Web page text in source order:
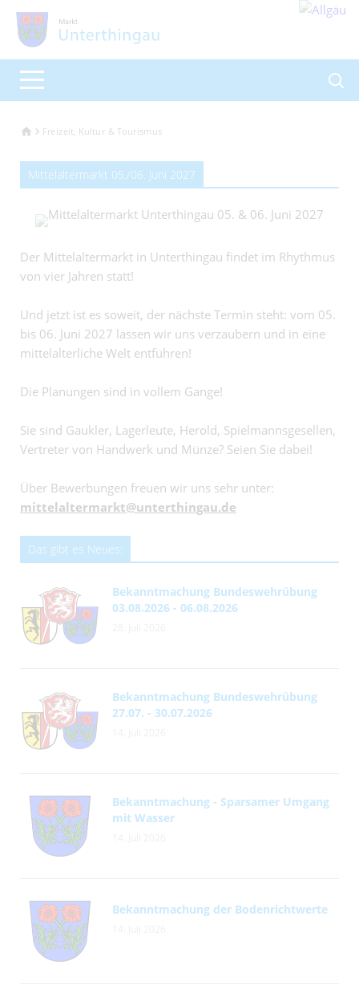
Freizeit, Kultur & Tourismus
Mittelaltermarkt 05./06. Juni 2027
Der Mittelaltermarkt in Unterthingau findet im Rhythmus
von vier Jahren statt!
Und jetzt ist es soweit, der nächste Termin steht: vom 05.
bis 06. Juni 2027 lassen wir uns verzaubern und in eine
mittelalterliche Welt entführen!
Die Planungen sind in vollem Gange!
Sie sind Gaukler, Lagerleute, Herold, Spielmannsgesellen,
Vertreter von Handwerk und Münze? Seien Sie dabei!
Über Bewerbungen freuen wir uns sehr unter:
mittelaltermarkt@unterthingau.de
Das gibt es Neues:
Bekanntmachung Bundeswehrübung
03.08.2026 - 06.08.2026
Bekanntmachung Bundeswehrübung
27.07. - 30.07.2026
Bekanntmachung - Sparsamer Umgang
mit Wasser
Bekanntmachung der Bodenrichtwerte